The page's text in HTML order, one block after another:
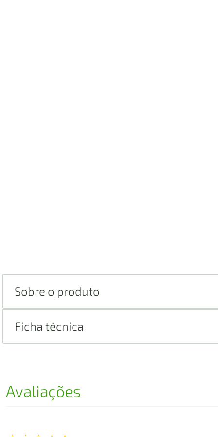
Sobre o produto
Ficha técnica
Avaliações